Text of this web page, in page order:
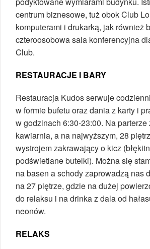
centrum biznesowe, tuż obok Club
komputerami i drukarką, jak również
czteroosobowa sala konferencyjna
Club.
RESTAURACJE I BARY
Restauracja Kudos serwuje
w formie bufetu oraz dania z karty i
w godzinach 6:30-23:00. Na
kawiarnia, a na najwyższym, 28
wystrojem zakrawający o kicz
podświetlane butelki). Można się
na basen a schody zaprowadzą nas
na 27 piętrze, gdzie na dużej
do relaksu i na drinka z dala od
neonów.
RELAKS